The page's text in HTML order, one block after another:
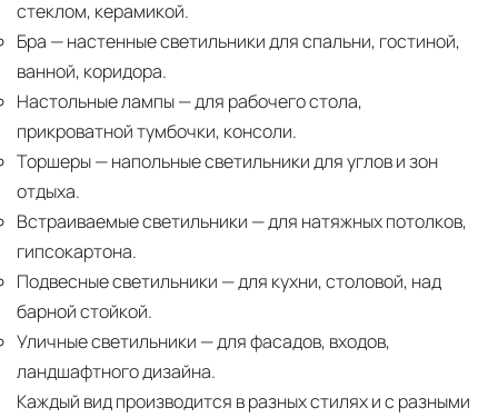
стеклом, керамикой.
Бра — настенные светильники для спальни, гостиной,
ванной, коридора.
Настольные лампы— для рабочего стола,
прикроватной тумбочки, консоли.
Торшеры— напольные светильники для углов и зон
отдыха.
Встраиваемые светильники — для натяжных потолков,
гипсокартона.
Подвесные светильники — для кухни, столовой, над
барной стойкой.
Уличные светильники — для фасадов, входов,
ландшафтного дизайна.
Каждый вид производится в разных стилях и с разными